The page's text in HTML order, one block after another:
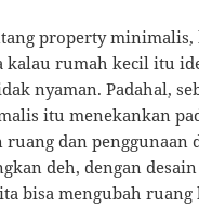
property minimalis,
kalau rumah kecil itu
nyaman. Padahal,
itu menekankan
ruang dan penggunaan
deh, dengan
bisa mengubah